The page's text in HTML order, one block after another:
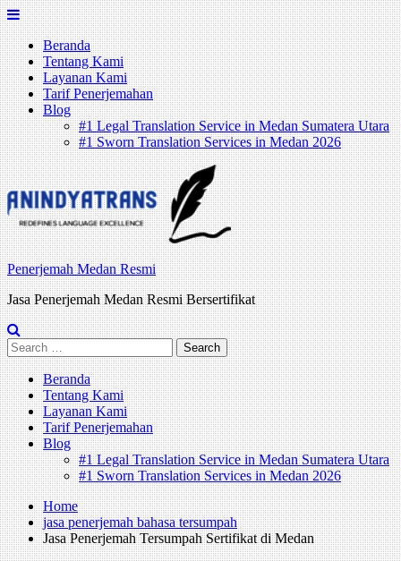
Skip
to
contentBeranda
Tentang Kami
Layanan Kami
Tarif Penerjemahan
Blog
#1 Legal Translation Service in Medan Sumatera Utara
#1 Sworn Translation Services in Medan 2026
Penerjemah Medan Resmi
Jasa Penerjemah Medan Resmi Bersertifikat
Search
for:
Beranda
Tentang Kami
Layanan Kami
Tarif Penerjemahan
Blog
#1 Legal Translation Service in Medan Sumatera Utara
#1 Sworn Translation Services in Medan 2026
Home
jasa penerjemah bahasa tersumpah
Jasa Penerjemah Tersumpah Sertifikat di Medan